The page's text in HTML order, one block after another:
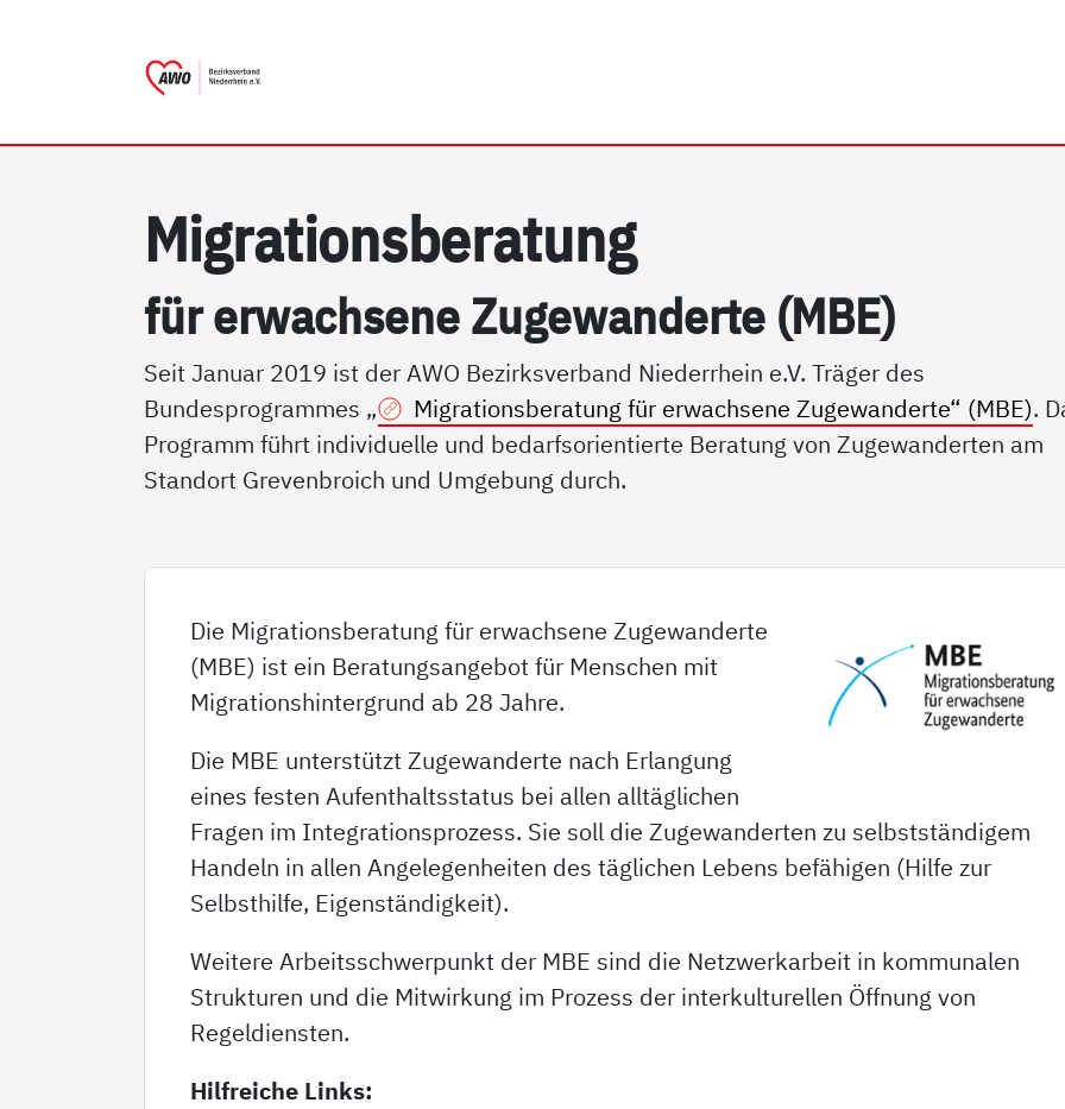
Mi­g­ra­ti­ons­be­ra­tung
für er­wach­se­ne Zu­ge­wan­der­te (MBE)
Seit Januar 2019 ist der AWO Bezirksverband Niederrhein e.V. Träger des
Bundesprogrammes „
Migrationsberatung für erwachsene Zugewanderte“ (MBE).
Programm führt individuelle und bedarfsorientierte Beratung von Zugewanderten am
Standort Grevenbroich und Umgebung durch.
Die Migrationsberatung für erwachsene Zugewanderte
(MBE) ist ein Beratungsangebot für Menschen mit
Migrationshintergrund ab 28 Jahre.
Die MBE unterstützt Zugewanderte nach Erlangung
eines festen Aufenthaltsstatus bei allen alltäglichen
Fragen im Integrationsprozess. Sie soll die Zugewanderten zu selbstständigem
Handeln in allen Angelegenheiten des täglichen Lebens befähigen (Hilfe zur
Selbsthilfe, Eigenständigkeit).
Weitere Arbeitsschwerpunkt der MBE sind die Netzwerkarbeit in kommunalen
Strukturen und die Mitwirkung im Prozess der interkulturellen Öffnung von
Regeldiensten.
Hilfreiche Links: